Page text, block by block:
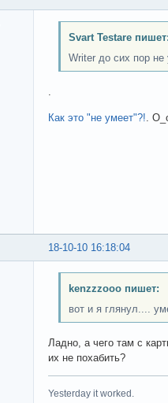
Svart Testare
Writer до сих пор
.
Как это "не умеет"?!.
18-10-10 16:18:04
kenzzzooo пишет:
вот и я глянул....
Ладно, а чего там с
их не похабить?
Yesterday it worked.